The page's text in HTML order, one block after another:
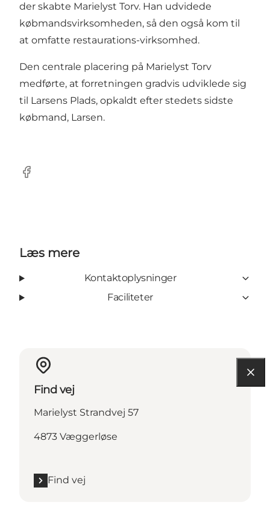
der skabte Marielyst Torv. Han udvidede
købmandsvirksomheden, så den også kom til
at omfatte restaurations-virksomhed.
Den centrale placering på Marielyst Torv
medførte, at forretningen gradvis udviklede sig
til Larsens Plads, opkaldt efter stedets sidste
købmand, Larsen.
Facebook
Læs mere
Kontaktoplysninger
Faciliteter
Find vej
Marielyst Strandvej 57
4873 Væggerløse
Find vej